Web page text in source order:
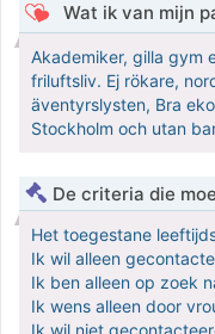
Wat ik van mijn
Akademiker, gilla gym
friluftsliv. Ej rökare,
äventyrslysten, Bra
Stockholm och utan
De criteria die
Het toegestane
Ik wil alleen
Ik ben alleen op zoek
Ik wens alleen door